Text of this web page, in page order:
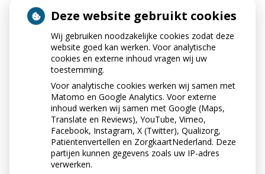
Neem contact op
071-5237417
Stuur ons een e-mail
apotheekrhijngeest@ezorg.nl
Deze website gebruikt cookies
Wij gebruiken noodzakelijke cookies zodat deze
website goed kan werken. Voor analytische
cookies en externe inhoud vragen wij uw
toestemming.
Voor analytische cookies werken wij samen met
Matomo en Google Analytics. Voor externe
inhoud werken wij samen met Google (Maps,
Translate en Reviews), YouTube, Vimeo,
Facebook, Instagram, X (Twitter), Qualizorg,
Patiëntenvertellen en ZorgkaartNederland. Deze
partijen kunnen gegevens zoals uw IP-adres
verwerken.